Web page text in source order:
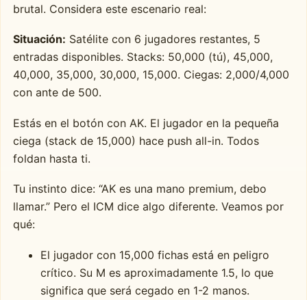
brutal. Considera este escenario real:
Situación: Satélite con 6 jugadores restantes, 5
entradas disponibles. Stacks: 50,000 (tú), 45,000,
40,000, 35,000, 30,000, 15,000. Ciegas: 2,000/4,000
con ante de 500.
Estás en el botón con AK. El jugador en la pequeña
ciega (stack de 15,000) hace push all-in. Todos
foldan hasta ti.
Tu instinto dice: “AK es una mano premium, debo
llamar.” Pero el ICM dice algo diferente. Veamos por
qué:
El jugador con 15,000 fichas está en peligro
crítico. Su M es aproximadamente 1.5, lo que
significa que será cegado en 1-2 manos.